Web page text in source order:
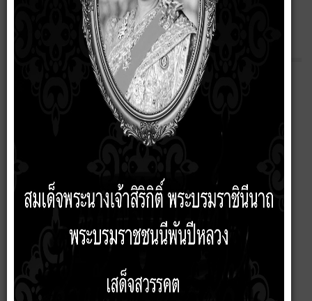
การประเมินความเสี่ยงการทุจริตในหน่วยงาน
ภาครัฐ ประจำปีงบประมาณ พ.ศ. 2569
27 พฤษภาคม 2569